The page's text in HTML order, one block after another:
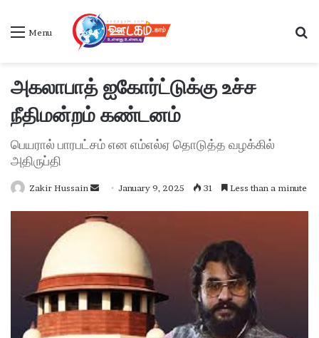
Menu
அகலாபாத் ஐகோர்ட்டுக்கு உச்ச
நீதிமன்றம் கண்டனம்
பெயரால் பாரபட்சம் என எம்எல்ஏ தொடுத்த வழக்கில்
அதிருப்தி
Zakir Hussain
n
n
e
m
a
January 9, 2025 31 Less than a minute